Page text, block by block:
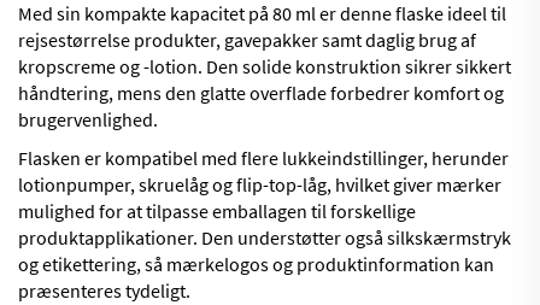
Med sin kompakte kapacitet på 80 ml er denne flaske ideel til
rejsestørrelse produkter, gavepakker samt daglig brug af
kropscreme og -lotion. Den solide konstruktion sikrer sikkert
håndtering, mens den glatte overflade forbedrer komfort og
brugervenlighed.
Flasken er kompatibel med flere lukkeindstillinger, herunder
lotionpumper, skruelåg og flip-top-låg, hvilket giver mærker
mulighed for at tilpasse emballagen til forskellige
produktapplikationer. Den understøtter også silkskærmstryk
og etikettering, så mærkelogos og produktinformation kan
præsenteres tydeligt.